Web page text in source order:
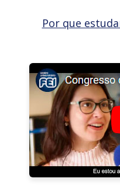
Por que